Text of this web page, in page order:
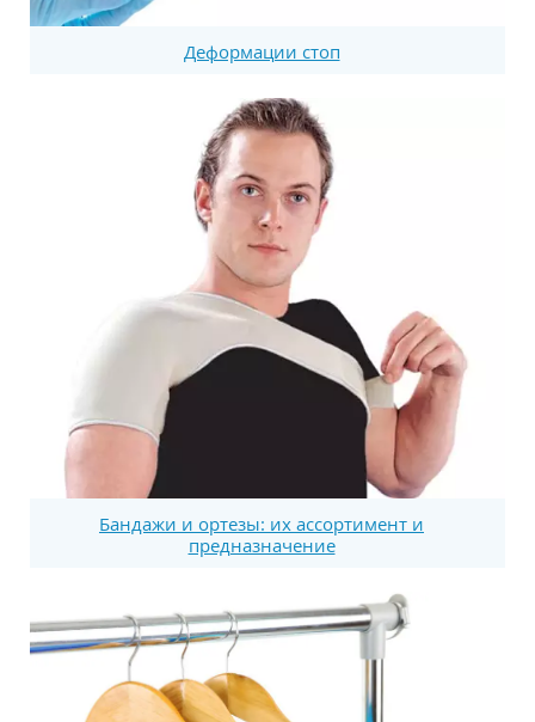
Деформации стоп
Бандажи и ортезы: их ассортимент и
предназначение